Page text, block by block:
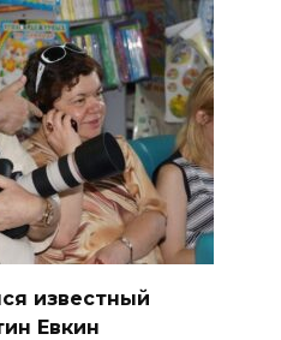
известный
Евкин